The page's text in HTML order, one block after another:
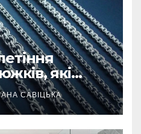
які
САВІЦЬКА